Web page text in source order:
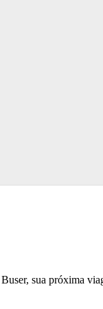
sua próxima